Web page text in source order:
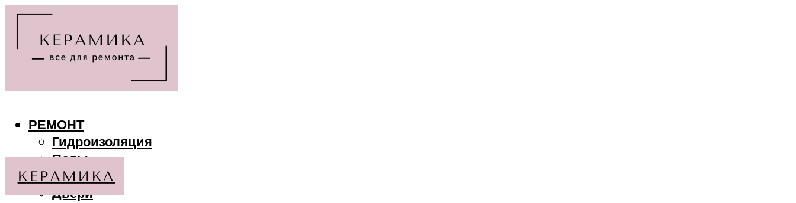
РЕМОНТ
Гидроизоляция
Полы
Потолки
Двери